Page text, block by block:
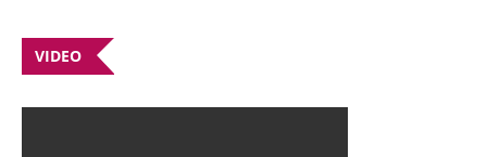
VIDEO